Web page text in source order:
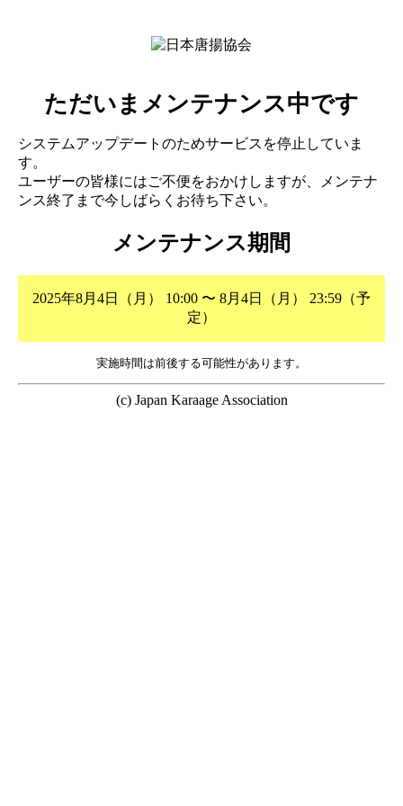
ただいまメンテナンス中です
システムアップデートのためサービスを停止していま
す。
ユーザーの皆様にはご不便をおかけしますが、メンテナ
ンス終了まで今しばらくお待ち下さい。
メンテナンス期間
2025年8月4日（月） 10:00 〜 8月4日（月） 23:59（予
定）
実施時間は前後する可能性があります。
(c) Japan Karaage Association